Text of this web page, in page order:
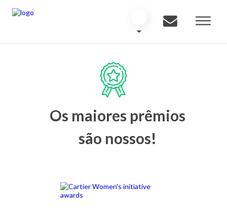
Os maiores prêmios
são nossos!